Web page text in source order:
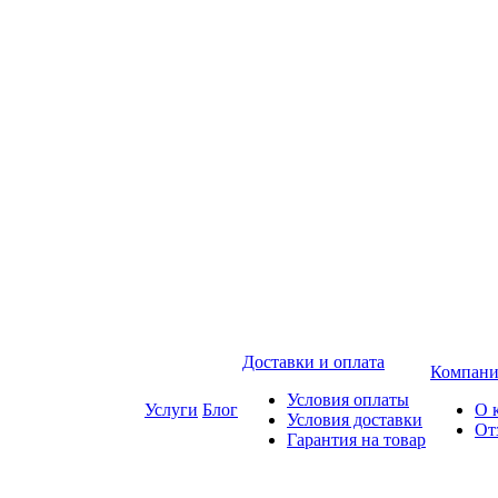
Услуги Блог
Доставки и оплата
Условия оплаты
Условия доставки
Гарантия на товар
О